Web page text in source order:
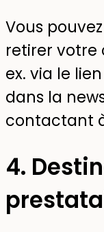
Vous
retirer
ex. via le
dans la
contactant
4.